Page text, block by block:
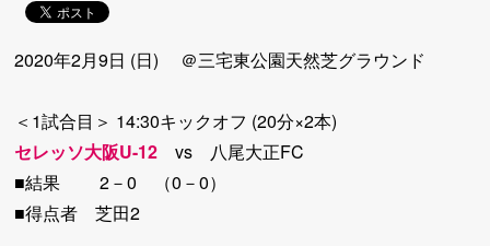
2020年2月9日 (日) ＠三宅東公園天然芝グラウンド
＜1試合目＞ 14:30キックオフ (20分×2本)
セレッソ大阪U-12 vs 八尾大正FC
■結果 2－0 （0－0）
■得点者 芝田2